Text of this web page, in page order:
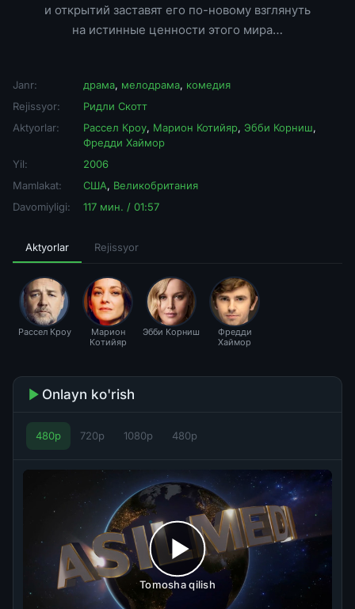
и открытий заставят его по-новому взглянуть
на истинные ценности этого мира…
Janr: драма, мелодрама, комедия
Rejissyor:
Ридли Скотт
Aktyorlar:
Рассел Кроу, Марион Котийяр, Эбби Корниш,
Фредди Хаймор
Yil:
2006
Mamlakat:
США, Великобритания
Davomiyligi:
117 мин. / 01:57
Aktyorlar Rejissyor
Рассел Кроу
Марион
Котийяр
Эбби Корниш
Фредди
Хаймор
Onlayn ko'rish
480p 720p 1080p 480p
Tomosha qilish